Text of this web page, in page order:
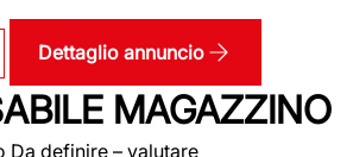
Dettaglio annuncio
MAGAZZINO
Da definire – valutare